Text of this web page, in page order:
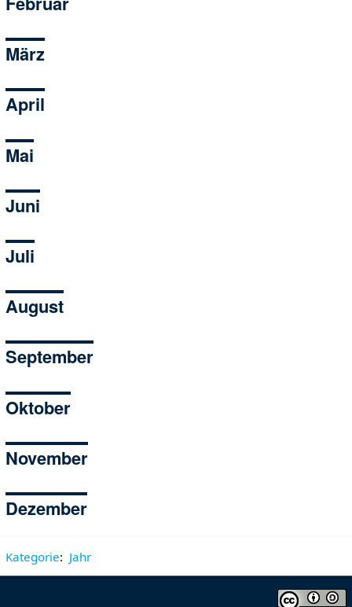
März
April
Mai
Juni
Juli
August
September
Oktober
November
Dezember
Kategorie: Jahr